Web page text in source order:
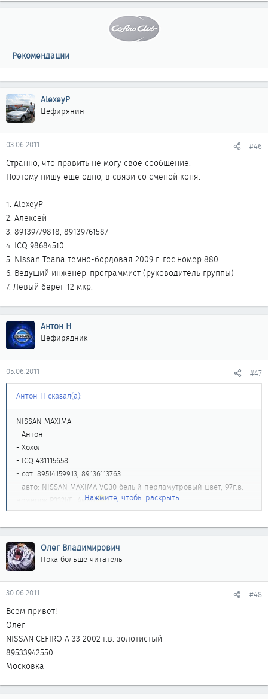
Рекомендации
AlexeyP
Цефирянин
03.06.2011 #46
Странно, что править не могу свое сообщение.
Поэтому пишу еще одно, в связи со сменой коня.
1. AlexeyP
2. Алексей
3. 89139779818, 89139761587
4. ICQ 98684510
5. Nissan Teana темно-бордовая 2009 г. гос.номер 880
6. Ведущий инженер-программист (руководитель группы)
7. Левый берег 12 мкр.
Антон Н
Цефирядник
05.06.2011 #47
Антон Н сказал(а):
NISSAN MAXIMA
- Антон
- Хохол
- ICQ 431115658
- сот: 89514159913, 89136113763
- авто: NISSAN MAXIMA VQ30 белый перламутровый цвет, 97г.в.
номерок Р332КЕ, Амур
)
Нажмите, чтобы раскрыть...
Олег Владимирович
Пока больше читатель
30.06.2011 #48
Всем привет!
Олег
NISSAN CEFIRO А 33 2002 г.в. золотистый
89533942550
Московка